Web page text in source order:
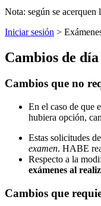
Nota: según se
Iniciar sesión >
Cambios de
Cambios que no
En el caso de que
hubiera opción,
Estas solicitudes
examen. HABE
Respecto a la
exámenes al
Cambios que